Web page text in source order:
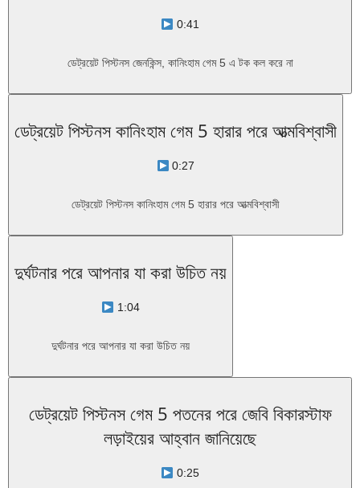
0:41
ডেট্রয়েট পিস্টনস জেনকিন্স, কানিংহাম গেম 5 এ টক কল করে না
ডেট্রয়েট পিস্টনস কানিংহাম গেম 5 হারার পরে আত্মবিশ্বাসী
0:27
ডেট্রয়েট পিস্টনস কানিংহাম গেম 5 হারার পরে আত্মবিশ্বাসী
দুর্ঘটনার পরে আপনার যা করা উচিত নয়
1:04
দুর্ঘটনার পরে আপনার যা করা উচিত নয়
ডেট্রয়েট পিস্টনস গেম 5 পতনের পরে জেবি বিকারস্টাফ
লড়াইয়ের আহ্বান জানিয়েছে
0:25